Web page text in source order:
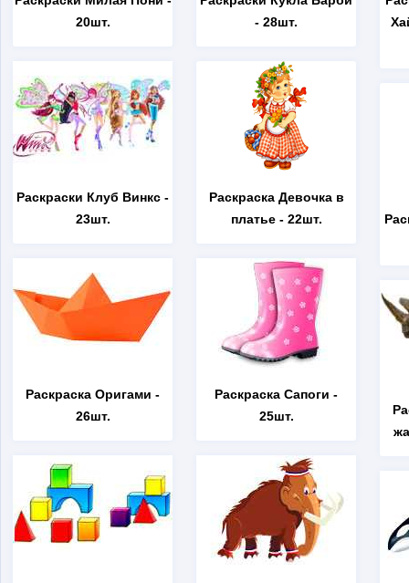
20шт.
Раскраски Клуб Винкс -
23шт.
Раскраска Оригами -
26шт.
- 28шт.
Раскраска Девочка в
платье- 22шт.
Раскраска Сапоги -
25шт.